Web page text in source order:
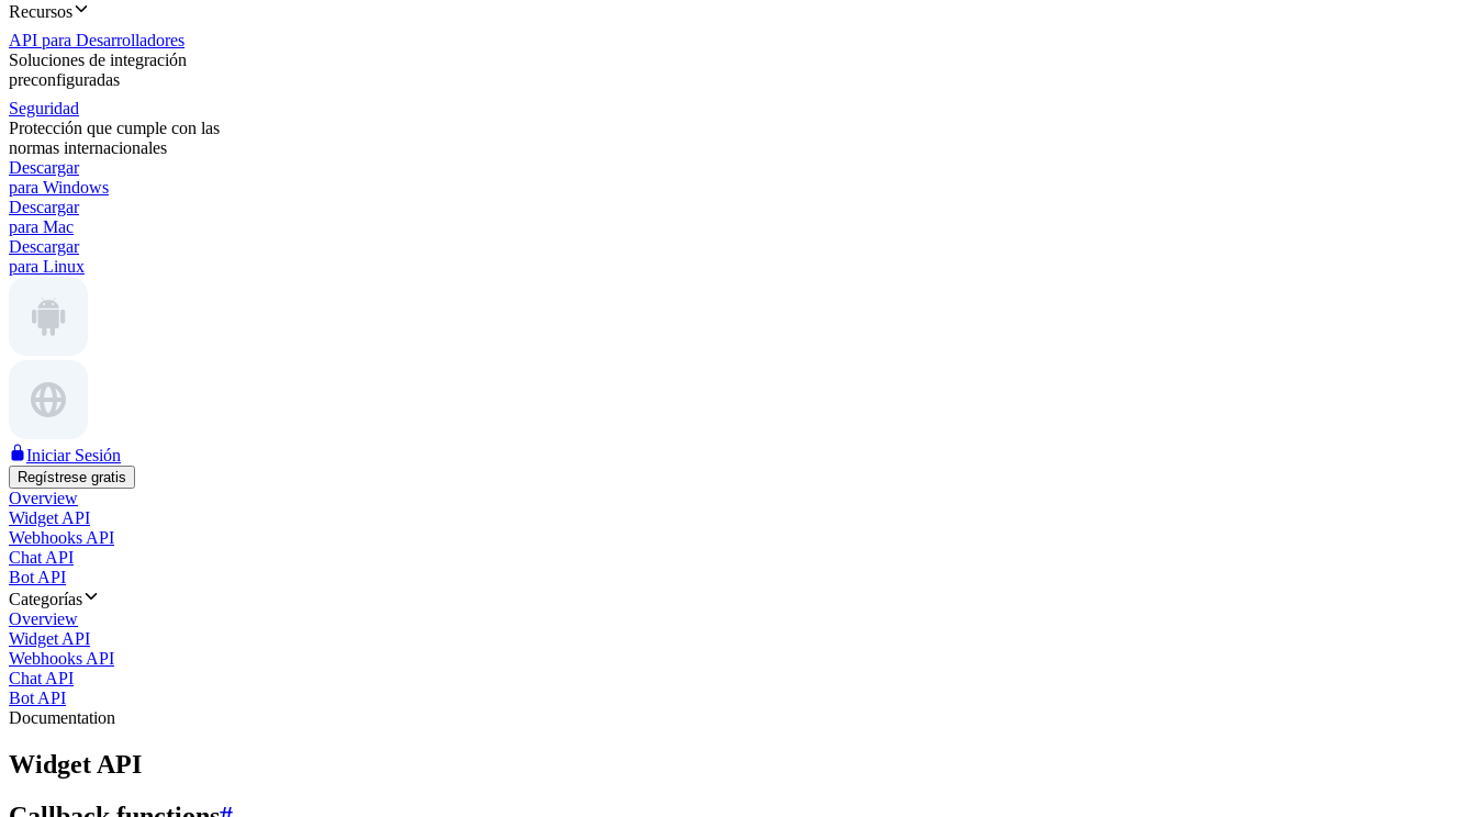
Recursos
API para Desarrolladores
Soluciones de integración
preconfiguradas
Seguridad
Protección que cumple con las
normas internacionales
Descargar
para Windows
Descargar
para Mac
Descargar
para Linux
Iniciar Sesión
Regístrese gratis
Overview
Widget API
Webhooks API
Chat API
Bot API
Categorías
Overview
Widget API
Webhooks API
Chat API
Bot API
Documentation
Widget API